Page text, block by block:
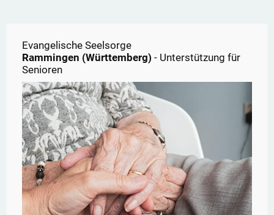
Evangelische Seelsorge
Rammingen (Württemberg) - Unterstützung für
Senioren